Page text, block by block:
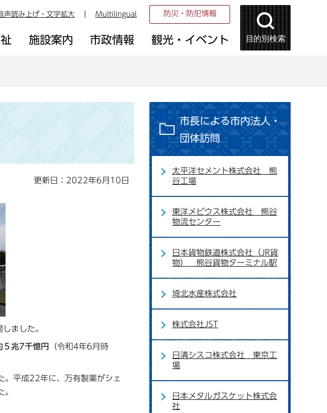
声読み上げ・文字拡大 Multilingual 防災・防犯情報
施設案内 市政情報 観光・イベント 目的別検索
更新日：2022年6月10日
ました。
兆7千憶円
（令和4年6月時
平成22年に、万有製薬がシェ
市長による市内法人・
団体訪問
太平洋セメント株式会社 熊
谷工場
東洋メビウス株式会社 熊谷
物流センター
日本貨物鉄道株式会社（JR貨
物） 熊谷貨物ターミナル駅
埼北水産株式会社
株式会社JST
日清シスコ株式会社 東京工
場
日本メタルガスケット株式会
社